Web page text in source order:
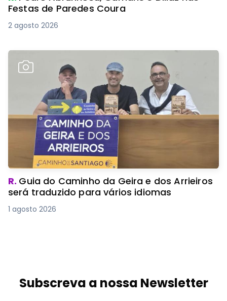
Festas de Paredes Coura
2 agosto 2026
R. Guia do Caminho da Geira e dos Arrieiros
será traduzido para vários idiomas
1 agosto 2026
Subscreva a nossa Newsletter